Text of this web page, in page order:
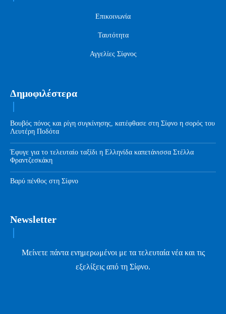
Επικοινωνία
Ταυτότητα
Αγγελίες Σίφνος
Δημοφιλέστερα
Βουβός πόνος και ρίγη συγκίνησης, κατέφθασε στη Σίφνο η σορός του
Λευτέρη Ποδότα
Έφυγε για το τελευταίο ταξίδι η Ελληνίδα καπετάνισσα Στέλλα
Φραντζεσκάκη
Βαρύ πένθος στη Σίφνο
Newsletter
Μείνετε πάντα ενημερωμένοι με τα τελευταία νέα και τις
εξελίξεις από τη Σίφνο.